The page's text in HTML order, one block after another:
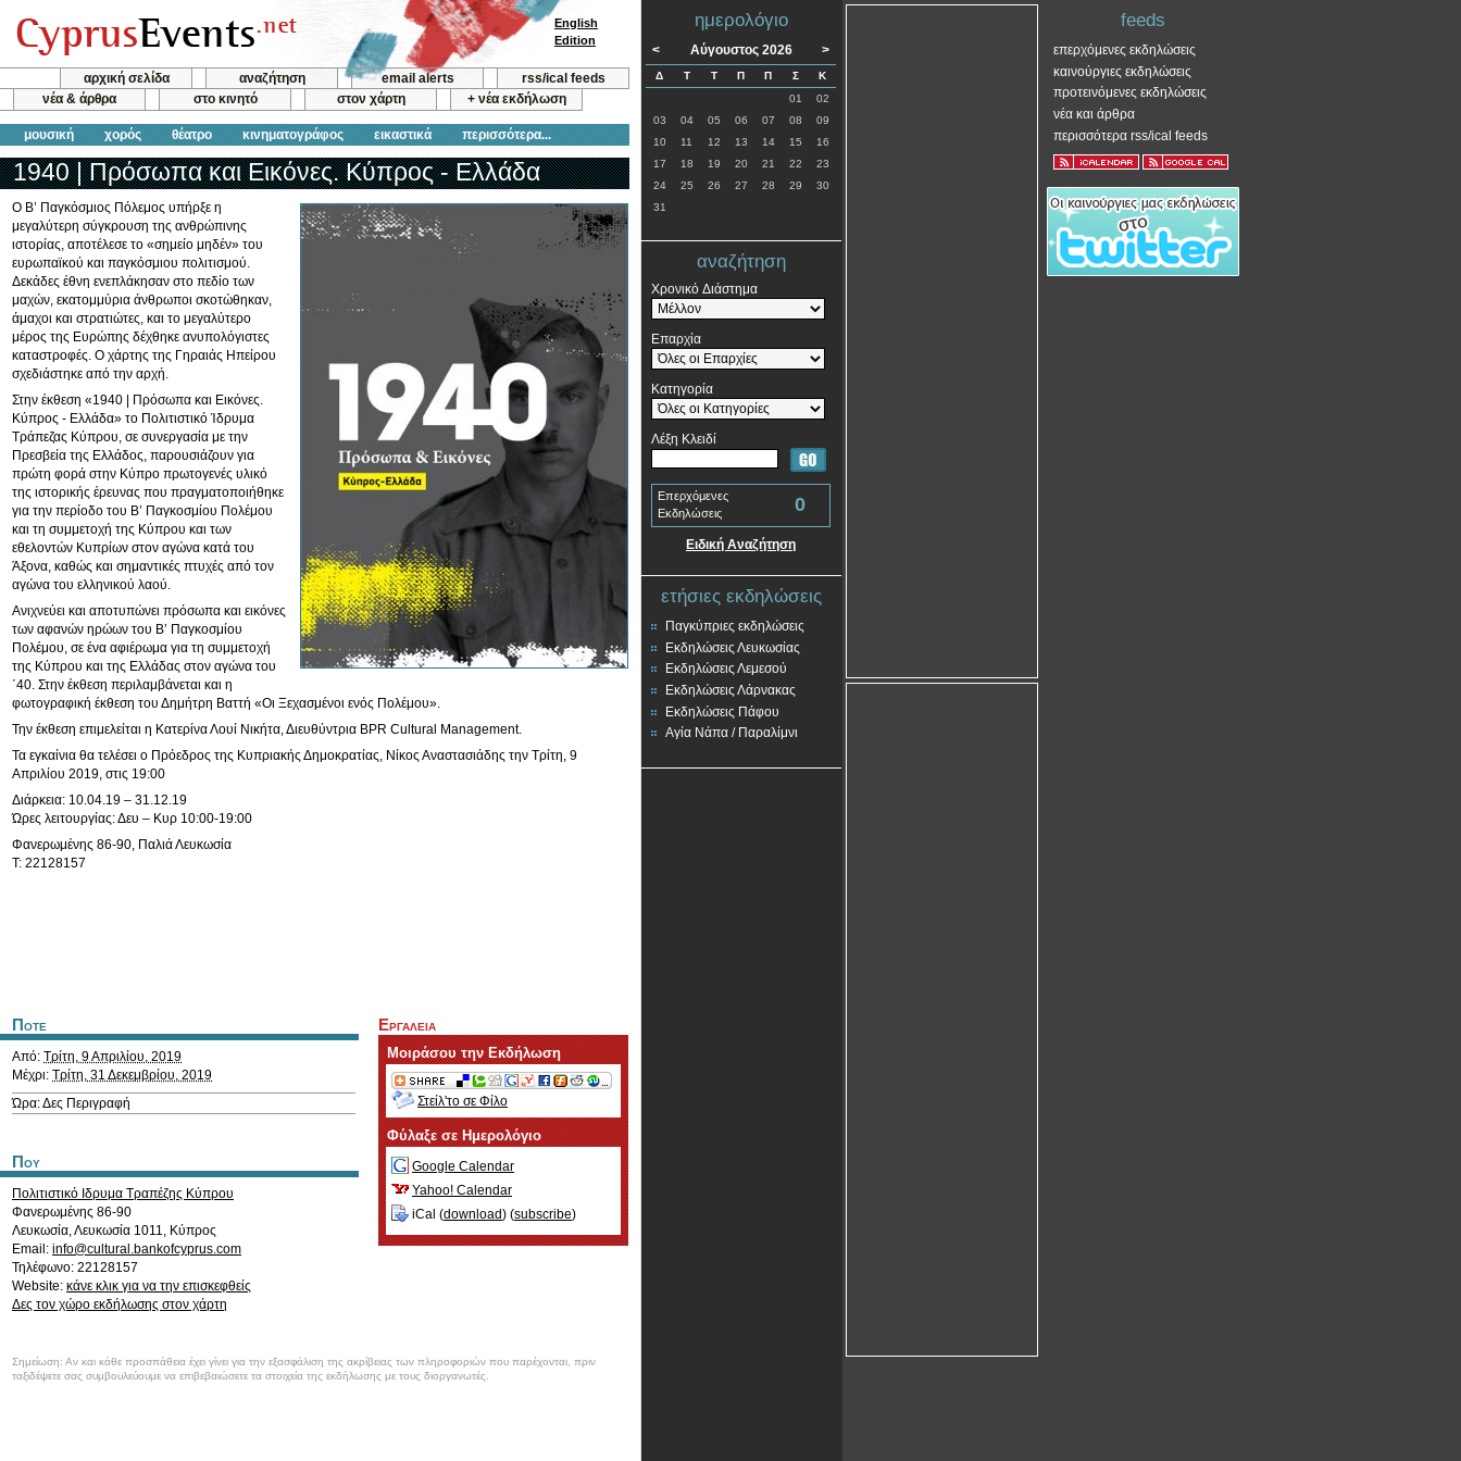
αρχική σελίδα αναζήτηση email alerts
rss/ical feeds
νέα & άρθρα
στο κινητό στον χάρτη + νέα εκδήλωση
μουσική χορός θέατρο κινηματογράφος εικαστικά περισσότερα...
English
Edition
1940 | Πρόσωπα και Εικόνες. Κύπρος - Ελλάδα
Ο Β’ Παγκόσμιος Πόλεμος υπήρξε η
μεγαλύτερη σύγκρουση της ανθρώπινης
ιστορίας, αποτέλεσε το «σημείο μηδέν» του
ευρωπαϊκού και παγκόσμιου πολιτισμού.
Δεκάδες έθνη ενεπλάκησαν στο πεδίο των
μαχών, εκατομμύρια άνθρωποι σκοτώθηκαν,
άμαχοι και στρατιώτες, και το μεγαλύτερο
μέρος της Ευρώπης δέχθηκε ανυπολόγιστες
καταστροφές. Ο χάρτης της Γηραιάς Ηπείρου
σχεδιάστηκε από την αρχή.
Στην έκθεση «1940 | Πρόσωπα και Εικόνες.
Κύπρος - Ελλάδα» το Πολιτιστικό Ίδρυμα
Τράπεζας Κύπρου, σε συνεργασία με την
Πρεσβεία της Ελλάδος, παρουσιάζουν για
πρώτη φορά στην Κύπρο πρωτογενές υλικό
της ιστορικής έρευνας που πραγματοποιήθηκε
για την περίοδο του Β’ Παγκοσμίου Πολέμου
και τη συμμετοχή της Κύπρου και των
εθελοντών Κυπρίων στον αγώνα κατά του
Άξονα, καθώς και σημαντικές πτυχές από τον
αγώνα του ελληνικού λαού.
Ανιχνεύει και αποτυπώνει πρόσωπα και εικόνες
των αφανών ηρώων του Β’ Παγκοσμίου
Πολέμου, σε ένα αφιέρωμα για τη συμμετοχή
της Κύπρου και της Ελλάδας στον αγώνα του
΄40. Στην έκθεση περιλαμβάνεται και η
φωτογραφική έκθεση του Δημήτρη Βαττή «Οι Ξεχασμένοι ενός Πολέμου».
Την έκθεση επιμελείται η Κατερίνα Λουί Νικήτα, Διευθύντρια BPR Cultural Management.
Τα εγκαίνια θα τελέσει ο Πρόεδρος της Κυπριακής Δημοκρατίας, Νίκος Αναστασιάδης την Τρίτη, 9
Απριλίου 2019, στις 19:00
Διάρκεια: 10.04.19 – 31.12.19
Ώρες λειτουργίας: Δευ – Κυρ 10:00-19:00
Φανερωμένης 86-90, Παλιά Λευκωσία
T: 22128157
Ποτε
Από: Τρίτη, 9 Απριλίου, 2019
Μέχρι: Τρίτη, 31 Δεκεμβρίου, 2019
Ώρα: Δες Περιγραφή
Που
Πολιτιστικό Ιδρυμα Τραπέζης Κύπρου
Φανερωμένης 86-90
Λευκωσία,Λευκωσία 1011, Κύπρος
Email: info@cultural.bankofcyprus.com
Τηλέφωνο: 22128157
Website: κάνε κλικ για να την επισκεφθείς
Δες τον χώρο εκδήλωσης στον χάρτη
Εργαλεια
Μοιράσου την Εκδήλωση
Στείλ'το σε Φίλο
Φύλαξε σε Ημερολόγιο
Google Calendar
Yahoo! Calendar
iCal (download) (subscribe)
Σημείωση: Αν και κάθε προσπάθεια έχει γίνει για την εξασφάλιση της ακρίβειας των πληροφοριών που παρέχονται, πριν
ταξιδέψετε σας συμβουλεύουμε να επιβεβαιώσετε τα στοιχεία της εκδήλωσης με τους διοργανωτές.
ημερολόγιο
< Αύγουστος 2026 >
Δ Τ Τ Π Π Σ
Κ
01
02
03
04 05 06 07 08
09
10
11 12 13 14 15
16
17
18 19 20 21 22
23
24
25 26 27 28 29
30
31
αναζήτηση
Χρονικό Διάστημα
Επαρχία
Κατηγορία
Λέξη Κλειδί
Επερχόμενες
Εκδηλώσεις
0
Ειδική Αναζήτηση
ετήσιες εκδηλώσεις
Παγκύπριες εκδηλώσεις
Εκδηλώσεις Λευκωσίας
Εκδηλώσεις Λεμεσού
Εκδηλώσεις Λάρνακας
Εκδηλώσεις Πάφου
Αγία Νάπα / Παραλίμνι
feeds
επερχόμενες εκδηλώσεις
καινούργιες εκδηλώσεις
προτεινόμενες εκδηλώσεις
νέα και άρθρα
περισσότερα rss/ical feeds